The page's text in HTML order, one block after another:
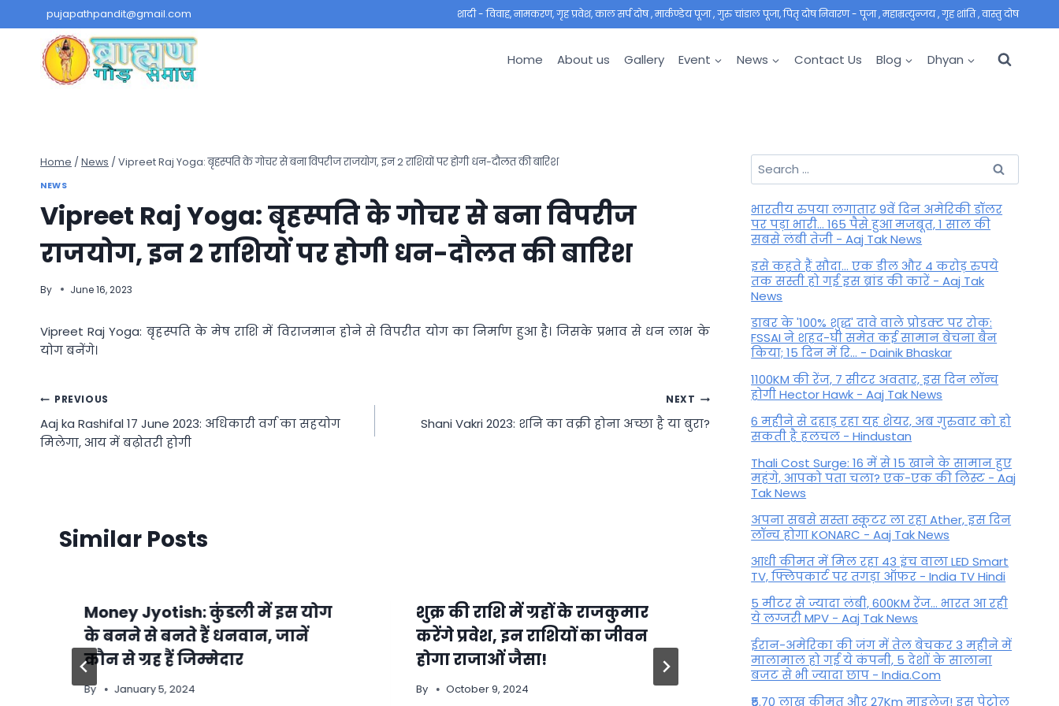
to
content
pujapathpandit@gmail.com शादी - विवाह, नामकरण, गृह प्रवेश, काल सर्प दोष , मार्कण्डेय पूजा , गुरु चांडाल पूजा, पितृ दोष निवारण - पूजा , महाम्रत्युन्जय , गृह शांति , वास्तु दोष
Home About us Gallery Event News Contact Us Blog Dhyan
Home / News / Vipreet Raj Yoga: बृहस्पति के गोचर से बना विपरीज राजयोग, इन 2 राशियों पर होगी धन-दौलत की बारिश
NEWS
Vipreet Raj Yoga: बृहस्पति के गोचर से बना विपरीज
राजयोग, इन 2 राशियों पर होगी धन-दौलत की बारिश
By June 16, 2023
Vipreet Raj Yoga: बृहस्पति के मेष राशि में विराजमान होने से विपरीत योग का निर्माण हुआ है। जिसके प्रभाव से धन लाभ के
योग बनेंगे।
Post
navigation
PREVIOUS
Aaj ka Rashifal 17 June 2023: अधिकारी वर्ग का सहयोग
मिलेगा, आय में बढ़ोतरी होगी
NEXT
Shani Vakri 2023: शनि का वक्री होना अच्छा है या बुरा?
Similar Posts
Money Jyotish: कुंडली में इस योग
के बनने से बनते हैं धनवान, जानें
कौन से ग्रह हैं जिम्मेदार
By January 5, 2024
शुक्र की राशि में ग्रहों के राजकुमार
करेंगे प्रवेश, इन राशियों का जीवन
होगा राजाओं जैसा!
By October 9, 2024
3 June Horoscope 2022 | जानिये
क्या कहती है आपकी राशि |
Rashifal Today 2022 | Daily
Horoscope Hindi
Search
for:
भारतीय रुपया लगातार 9वें दिन अमेरिकी डॉलर
पर पड़ा भारी... 165 पैसे हुआ मजबूत, 1 साल की
सबसे लंबी तेजी - Aaj Tak News
इसे कहते हैं सौदा... एक डील और 4 करोड़ रुपये
तक सस्ती हो गई इस ब्रांड की कारें - Aaj Tak
News
डाबर के '100% शुद्ध' दावे वाले प्रोडक्ट पर रोक:
FSSAI ने शहद-घी समेत कई सामान बेचना बैन
किया; 15 दिन में रि... - Dainik Bhaskar
1100KM की रेंज, 7 सीटर अवतार, इस दिन लॉन्च
होगी Hector Hawk - Aaj Tak News
6 महीने से दहाड़ रहा यह शेयर, अब गुरुवार को हो
सकती है हलचल - Hindustan
Thali Cost Surge: 16 में से 15 खाने के सामान हुए
महंगे, आपको पता चला? एक-एक की लिस्ट - Aaj
Tak News
अपना सबसे सस्ता स्कूटर ला रहा Ather, इस दिन
लॉन्च होगा KONARC - Aaj Tak News
आधी कीमत में मिल रहा 43 इंच वाला LED Smart
TV, फ्लिपकार्ट पर तगड़ा ऑफर - India TV Hindi
5 मीटर से ज्यादा लंबी, 600KM रेंज... भारत आ रही
ये लग्जरी MPV - Aaj Tak News
ईरान-अमेरिका की जंग में तेल बेचकर 3 महीने में
मालामाल हो गई ये कंपनी, 5 देशों के सालाना
बजट से भी ज्यादा छाप - India.Com
₹5.70 लाख कीमत और 27Km माइलेज! इस पेट्रोल